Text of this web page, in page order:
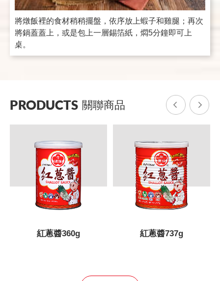
將燉飯裡的食材稍稍擺盤，依序放上蝦子和雞腿；再次
將鍋蓋蓋上，或是包上一層錫箔紙，燜5分鐘即可上
桌。
PRODUCTS 關聯商品
紅蔥醬737g 紅蔥醬3kg